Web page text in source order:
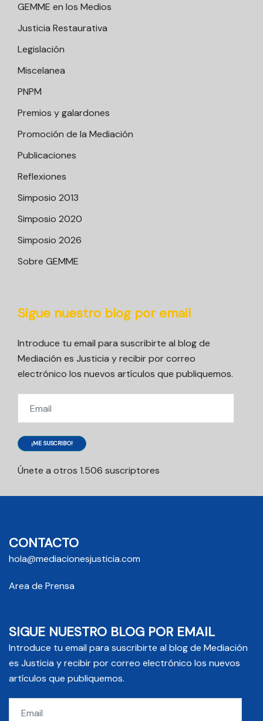
GEMME en los Medios
Justicia Restaurativa
Legislación
Miscelanea
PNPM
Premios y galardones
Promoción de la Mediación
Publicaciones
Reflexiones
Simposio 2013
Simposio 2020
Simposio 2026
Sobre GEMME
Sigue nuestro blog por email
Introduce tu email para suscribirte al blog de
Mediación es Justicia y recibir por correo
electrónico los nuevos artículos que publiquemos.
¡ME SUSCRIBO!
Únete a otros 1.506 suscriptores
CONTACTO
hola@mediacionesjusticia.com
Area de Prensa
SIGUE NUESTRO BLOG POR EMAIL
Introduce tu email para suscribirte al blog de Mediación
es Justicia y recibir por correo electrónico los nuevos
artículos que publiquemos.